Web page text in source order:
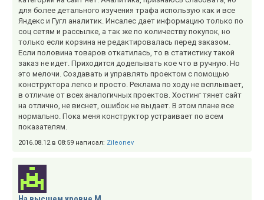
для более детального изучения трафа использую как и все
Яндекс и Гугл аналитик. Инсалес дает информацию только по
соц сетям и рассылке, а так же по количеству покупок, но
только если корзина не редактировалась перед заказом.
Если половина товаров откатилась, то в статистику такой
заказ не идет. Приходится доделывать кое что в ручную. Но
это мелочи. Создавать и управлять проектом с помощью
конструктора легко и просто. Реклама по ходу не всплывает,
в отличие от всех аналогичных проектов. Хостинг тянет сайт
на отлично, не виснет, ошибок не выдает. В этом плане все
нормально. Пока меня конструктор устраивает по всем
показателям.
2016.08.12 в 08:59 написал: Zileonev